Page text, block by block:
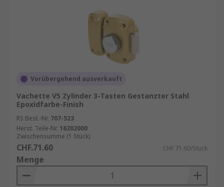
Vorübergehend ausverkauft
Vachette V5 Zylinder 3-Tasten Gestanzter Stahl
Epoxidfarbe-Finish
RS Best.-Nr. 707-523
Herst. Teile-Nr. 16202000
Zwischensumme (1 Stück)
CHF.71.60 CHF.71.60/Stück
Menge